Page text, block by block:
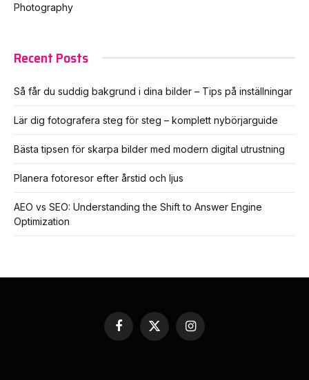
Photography
Recent Posts
Så får du suddig bakgrund i dina bilder – Tips på inställningar
Lär dig fotografera steg för steg – komplett nybörjarguide
Bästa tipsen för skarpa bilder med modern digital utrustning
Planera fotoresor efter årstid och ljus
AEO vs SEO: Understanding the Shift to Answer Engine
Optimization
Facebook
X
(Twitter)
Instagram